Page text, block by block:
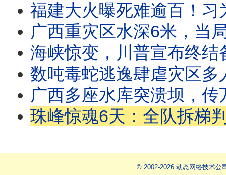
福建大火曝死难逾百！习为何死活不去灾区？长征火箭首次
广西重灾区水深6米，当局大举“抓特务”；自媒体灾区曝惊人真相，官
海峡惊变，川普宣布终结备忘录；美重启打击，伊朗封锁海峡退出核武谈判；
数吨毒蛇逃逸肆虐灾区多人被咬！亡者被冲入超市官方无视；习“管家”双开
广西多座水库突溃坝，传万人失联，数村庄瞬间没顶；又是
珠峰惊魂6天：全队拆梯判他死亡，他却爬著回来｜商
© 2002-2026 动态网络技术公